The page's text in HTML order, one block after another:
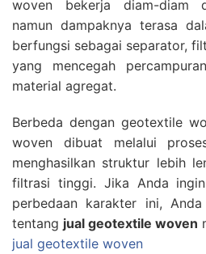
woven bekerja diam-diam
namun dampaknya terasa
berfungsi sebagai separator,
yang mencegah
material agregat.
Berbeda dengan geotextile
woven dibuat melalui
menghasilkan struktur lebih
filtrasi tinggi. Jika Anda
perbedaan karakter ini,
tentang jual geotextile woven
jual geotextile woven